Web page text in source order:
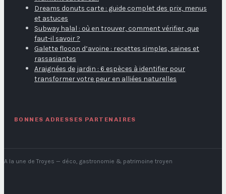
Dreams donuts carte : guide complet des prix, menus
et astuces
Subway halal : où en trouver, comment vérifier, que
faut-il savoir ?
Galette flocon d’avoine : recettes simples, saines et
rassasiantes
Araignées de jardin : 6 espèces à identifier pour
transformer votre peur en alliées naturelles
BONNES ADRESSES PARTENAIRES
A la une de Troyes — déco, gastronomie & patrimoine troyen